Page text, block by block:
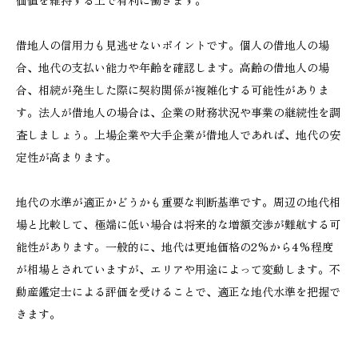
借地人の信用力も見逃せないポイントです。個人の借地人の場
合、地代の支払い能力や年齢を確認します。高齢の借地人の場
合、相続が発生した際に契約関係が複雑化する可能性がありま
す。法人が借地人の場合は、企業の財務状況や事業の継続性を調
査しましょう。上場企業や大手企業が借地人であれば、地代の安
定性が高まります。
地代の水準が適正かどうかも重要な判断基準です。周辺の地代相
場と比較して、極端に低い場合は将来的な増額交渉が難航する可
能性があります。一般的に、地代は更地価格の2%から4%程度
が相場とされていますが、エリアや用途によって変動します。不
動産鑑定士による評価を受けることで、適正な地代水準を把握で
きます。